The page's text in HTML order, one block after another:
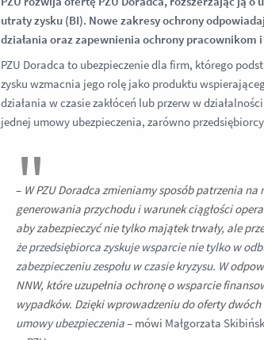
utraty zysku (BI). Nowe zakresy ochrony
działania oraz zapewnienia ochrony pracownikom
PZU Doradca to ubezpieczenie dla firm, którego
zysku wzmacnia jego rolę jako produktu
działania w czasie zakłóceń lub przerw w
jednej umowy ubezpieczenia, zarówno
– W PZU Doradca zmieniamy sposób patrzenia
generowania przychodu i warunek ciągłości
aby zabezpieczyć nie tylko majątek trwały, ale
że przedsiębiorca zyskuje wsparcie nie tylko w
zabezpieczeniu zespołu w czasie kryzysu. W
NNW, które uzupełnia ochronę o wsparcie
wypadków. Dzięki wprowadzeniu do oferty
umowy ubezpieczenia– mówi Małgorzata